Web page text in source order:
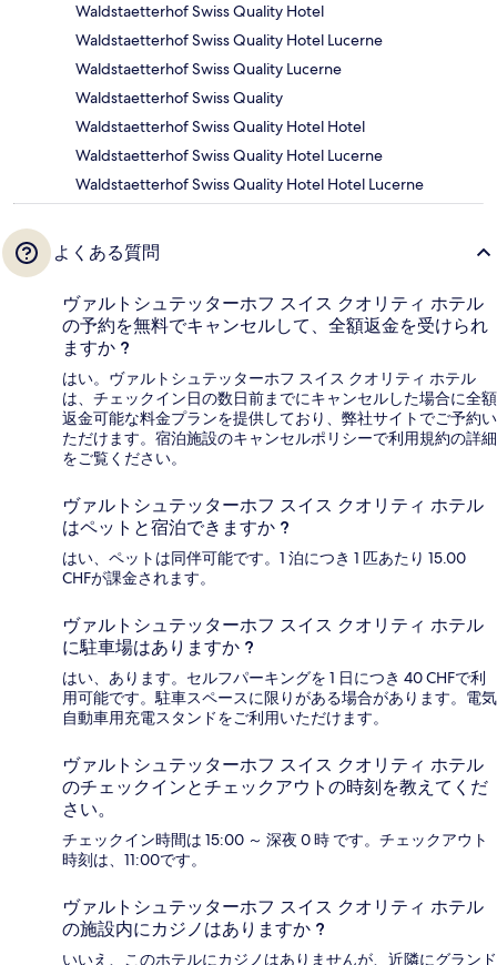
Waldstaetterhof Swiss Quality Hotel
Waldstaetterhof Swiss Quality Hotel Lucerne
Waldstaetterhof Swiss Quality Lucerne
Waldstaetterhof Swiss Quality
Waldstaetterhof Swiss Quality Hotel Hotel
Waldstaetterhof Swiss Quality Hotel Lucerne
Waldstaetterhof Swiss Quality Hotel Hotel Lucerne
よくある質問
ヴァルトシュテッターホフ スイス クオリティ ホテル
の予約を無料でキャンセルして、全額返金を受けられ
ますか ?
はい。ヴァルトシュテッターホフ スイス クオリティ ホテル
は、チェックイン日の数日前までにキャンセルした場合に全額
返金可能な料金プランを提供しており、弊社サイトでご予約い
ただけます。宿泊施設のキャンセルポリシーで利用規約の詳細
をご覧ください。
ヴァルトシュテッターホフ スイス クオリティ ホテル
はペットと宿泊できますか ?
はい、ペットは同伴可能です。1 泊につき 1 匹あたり 15.00
CHFが課金されます。
ヴァルトシュテッターホフ スイス クオリティ ホテル
に駐車場はありますか ?
はい、あります。セルフパーキングを 1 日につき 40 CHFで利
用可能です。駐車スペースに限りがある場合があります。電気
自動車用充電スタンドをご利用いただけます。
ヴァルトシュテッターホフ スイス クオリティ ホテル
のチェックインとチェックアウトの時刻を教えてくだ
さい。
チェックイン時間は 15:00 ～ 深夜 0 時 です。チェックアウト
時刻は、11:00です。
ヴァルトシュテッターホフ スイス クオリティ ホテル
の施設内にカジノはありますか ?
いいえ、このホテルにカジノはありませんが、近隣にグランド